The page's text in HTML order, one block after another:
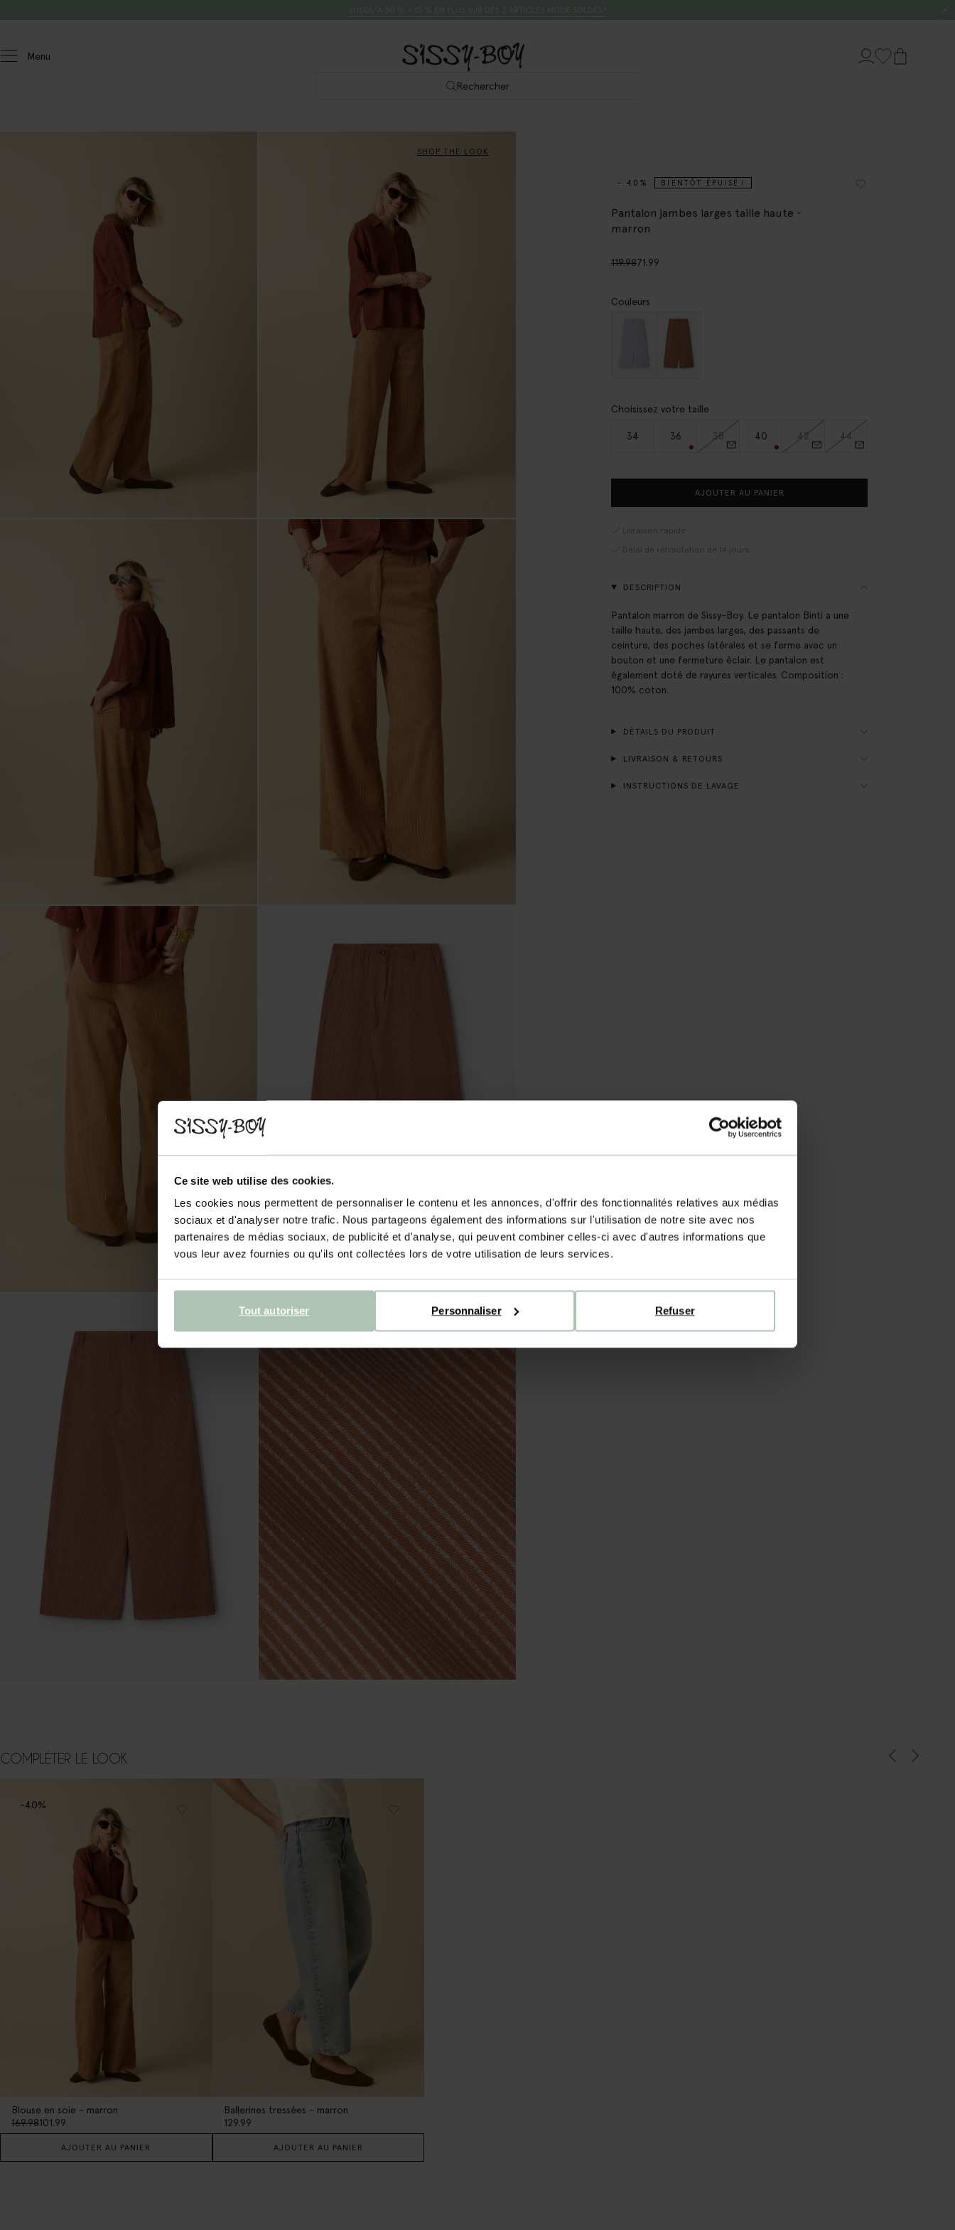
Ce site web utilise des cookies.
Les cookies nous permettent de personnaliser le contenu et les annonces, d'offrir des fonctionnalités relatives aux médias
sociaux et d'analyser notre trafic. Nous partageons également des informations sur l'utilisation de notre site avec nos
partenaires de médias sociaux, de publicité et d'analyse, qui peuvent combiner celles-ci avec d'autres informations que
vous leur avez fournies ou qu'ils ont collectées lors de votre utilisation de leurs services.
Refuser
Personnaliser
Tout autoriser
Menu
Rechercher
SHOP THE LOOK
- 40% BIENTÔT ÉPUISÉ !
Pantalon jambes larges taille haute -
marron
119.9871.99
Couleurs
Choisissez votre taille
34 36 38 40 42 44
AJOUTER AU PANIER
Livraison rapide
Délai de rétractation de 14 jours
DESCRIPTION
Pantalon marron de Sissy-Boy. Le pantalon Binti a une
taille haute, des jambes larges, des passants de
ceinture, des poches latérales et se ferme avec un
bouton et une fermeture éclair. Le pantalon est
également doté de rayures verticales. Composition :
100% coton.
DÉTAILS DU PRODUIT
LIVRAISON & RETOURS
INSTRUCTIONS DE LAVAGE
COMPLÉTER LE LOOK
Blouse en soie - marron
169.98101.99
-40%
AJOUTER AU PANIER
Ballerines tressées - marron
129.99
AJOUTER AU PANIER